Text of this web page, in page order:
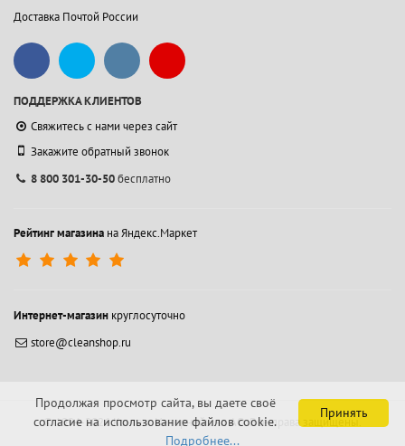
Доставка Почтой России
ПОДДЕРЖКА КЛИЕНТОВ
Свяжитесь с нами через сайт
Закажите обратный звонок
8 800 301-30-50бесплатно
Рейтинг магазина на Яндекс.Маркет
Интернет-магазин круглосуточно
store@cleanshop.ru
© 1994-2026 Контакт Интернейшнл АО.Все права защищены.
Принять
Продолжая просмотр сайта, вы даете своё
согласие на использование файлов cookie.
Подробнее...